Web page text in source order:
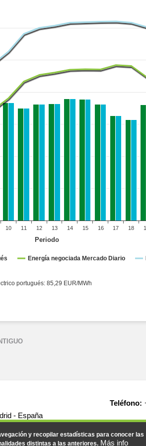
Periodo
85,29 EUR/MWh ● Sistema eléctrico portugués: 85,29 EUR/MWh
Energía negociada Mercado Diario
10 11 12 13 14 15 16 17 18
- España
Teléfono:
y recopilar estadísticas para conocer las
distintas a las anteriores. Más info